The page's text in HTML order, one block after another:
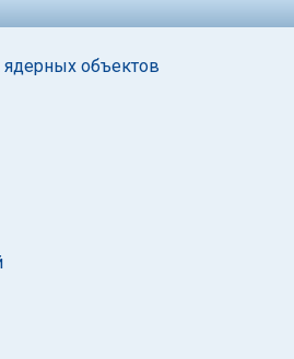
объектов